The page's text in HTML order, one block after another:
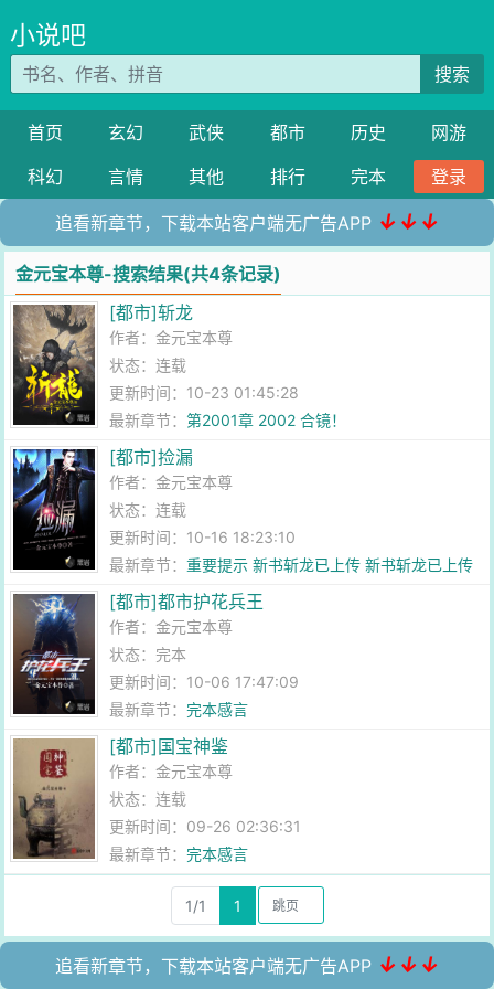
小说吧
搜索
首页 玄幻 武侠 都市 历史
网游
科幻
言情 其他 排行 完本 登录
追看新章节，下载本站客户端无广告APP ↓↓↓
金元宝本尊-搜索结果(共4条记录)
[都市]斩龙
作者：金元宝本尊
状态：连载
更新时间：10-23 01:45:28
最新章节：第2001章 2002 合镜！
[都市]捡漏
作者：金元宝本尊
状态：连载
更新时间：10-16 18:23:10
最新章节：重要提示 新书斩龙已上传 新书斩龙已上传
[都市]都市护花兵王
作者：金元宝本尊
状态：完本
更新时间：10-06 17:47:09
最新章节：完本感言
[都市]国宝神鉴
作者：金元宝本尊
状态：连载
更新时间：09-26 02:36:31
最新章节：完本感言
1/1 1
追看新章节，下载本站客户端无广告APP ↓↓↓